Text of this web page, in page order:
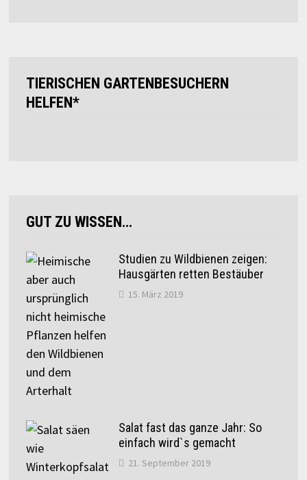
TIERISCHEN GARTENBESUCHERN
HELFEN*
GUT ZU WISSEN…
Studien zu Wildbienen zeigen:
Hausgärten retten Bestäuber
15. März 2019
Salat fast das ganze Jahr: So
einfach wird`s gemacht
21. September 2019